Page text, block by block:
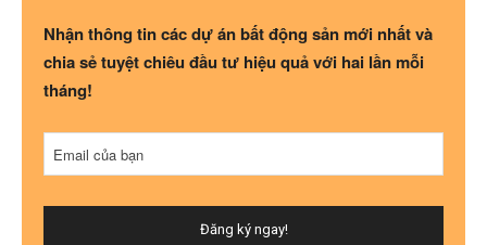
Nhận thông tin các dự án bất động sản mới nhất và
chia sẻ tuyệt chiêu đầu tư hiệu quả với hai lần mỗi
tháng!
Email của bạn
Đăng ký ngay!